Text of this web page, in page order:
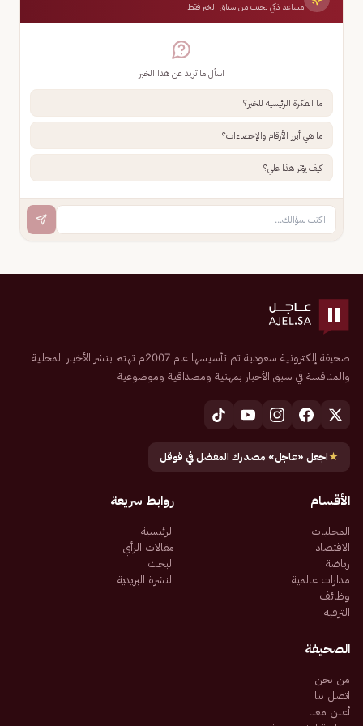
مساعد ذكي يجيب من سياق الخبر فقط
اسأل ما تريد عن هذا الخبر
ما الفكرة الرئيسية للخبر؟
ما هي أبرز الأرقام والإحصاءات؟
كيف يؤثر هذا علي؟
صحيفة إلكترونية سعودية تم تأسيسها عام 2007م تهتم بنشر الأخبار المحلية
والمنافسة في سبق الأخبار بمهنية ومصداقية وموضوعية
★اجعل «عاجل» مصدرك المفضل في قوقل
الأقسام
المحليات
الاقتصاد
رياضة
مدارات عالمية
وظائف
الترفيه
روابط سريعة
الرئيسية
مقالات الرأي
البحث
النشرة البريدية
الصحيفة
من نحن
اتصل بنا
أعلن معنا